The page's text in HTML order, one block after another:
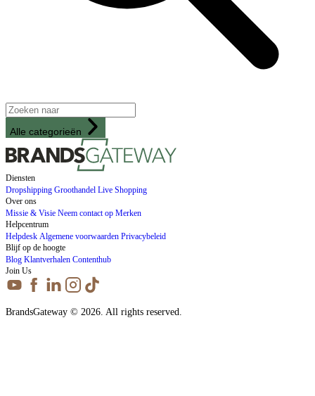
Alle categorieën
Diensten
Dropshipping Groothandel Live Shopping
Over ons
Missie & Visie Neem contact op Merken
Helpcentrum
Helpdesk Algemene voorwaarden Privacybeleid
Blijf op de hoogte
Blog Klantverhalen Contenthub
Join Us
BrandsGateway © 2026. All rights reserved.